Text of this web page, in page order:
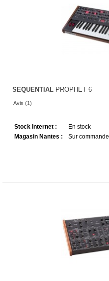
SEQUENTIAL PROPHET 6
Avis (1)
Stock Internet :
En stock
Magasin Nantes :
Sur commande